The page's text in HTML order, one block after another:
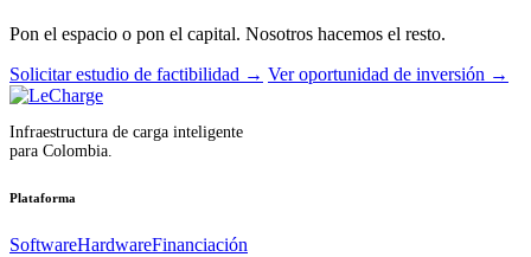
Pon el espacio o pon el capital. Nosotros hacemos el resto.
Solicitar estudio de factibilidad → Ver oportunidad de inversión →
Infraestructura de carga inteligente
para Colombia.
Plataforma
SoftwareHardwareFinanciación